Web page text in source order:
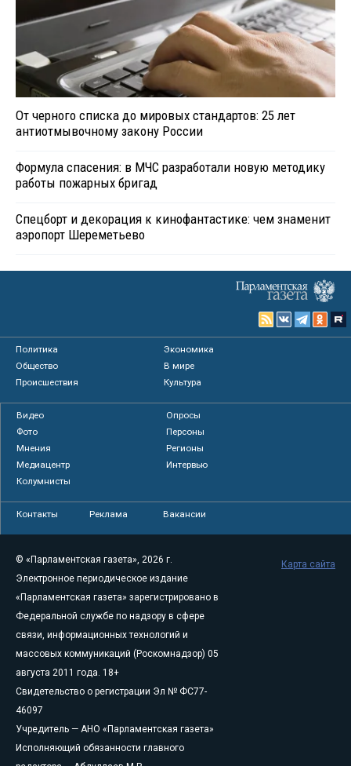
От черного списка до мировых стандартов: 25 лет
антиотмывочному закону России
Формула спасения: в МЧС разработали новую методику
работы пожарных бригад
Спецборт и декорация к кинофантастике: чем знаменит
аэропорт Шереметьево
Политика
Экономика
Общество
В мире
Происшествия
Культура
Видео
Опросы
Фото
Персоны
Мнения
Регионы
Медиацентр
Интервью
Колумнисты
Контакты Реклама Вакансии
© «Парламентская газета», 2026 г.
Электронное периодическое издание
«Парламентская газета» зарегистрировано в
Федеральной службе по надзору в сфере
связи, информационных технологий и
массовых коммуникаций (Роскомнадзор) 05
августа 2011 года. 18+
Свидетельство о регистрации Эл № ФС77-
46097
Учредитель — АНО «Парламентская газета»
Исполняющий обязанности главного
Карта сайта